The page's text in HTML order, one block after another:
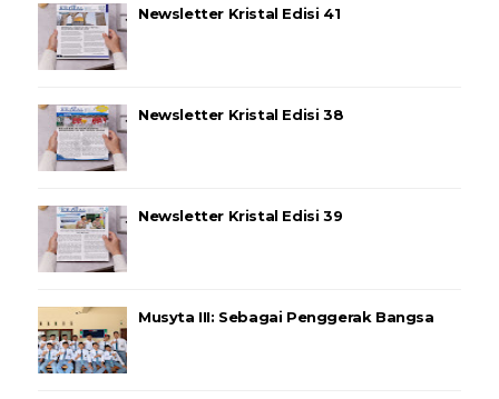
Newsletter Kristal Edisi 41
Newsletter Kristal Edisi 38
Newsletter Kristal Edisi 39
Musyta III: Sebagai Penggerak Bangsa